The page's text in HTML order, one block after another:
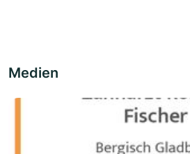
Medien